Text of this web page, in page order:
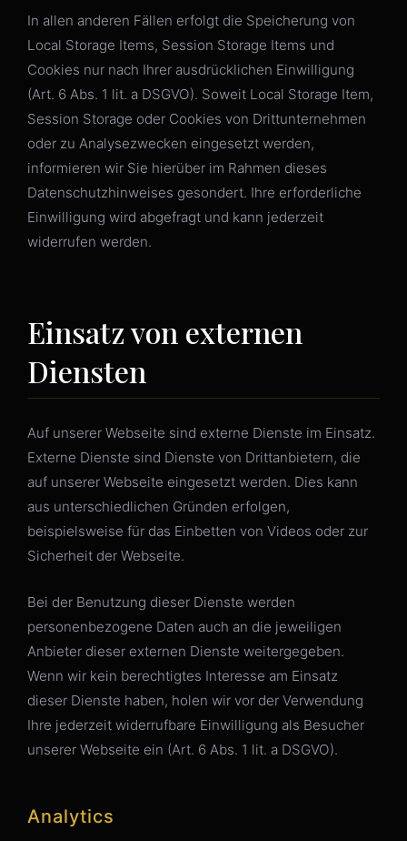
In allen anderen Fällen erfolgt die Speicherung von
Local Storage Items, Session Storage Items und
Cookies nur nach Ihrer ausdrücklichen Einwilligung
(Art. 6 Abs. 1 lit. a DSGVO). Soweit Local Storage Item,
Session Storage oder Cookies von Drittunternehmen
oder zu Analysezwecken eingesetzt werden,
informieren wir Sie hierüber im Rahmen dieses
Datenschutzhinweises gesondert. Ihre erforderliche
Einwilligung wird abgefragt und kann jederzeit
widerrufen werden.
Einsatz von externen
Diensten
Auf unserer Webseite sind externe Dienste im Einsatz.
Externe Dienste sind Dienste von Drittanbietern, die
auf unserer Webseite eingesetzt werden. Dies kann
aus unterschiedlichen Gründen erfolgen,
beispielsweise für das Einbetten von Videos oder zur
Sicherheit der Webseite.
Bei der Benutzung dieser Dienste werden
personenbezogene Daten auch an die jeweiligen
Anbieter dieser externen Dienste weitergegeben.
Wenn wir kein berechtigtes Interesse am Einsatz
dieser Dienste haben, holen wir vor der Verwendung
Ihre jederzeit widerrufbare Einwilligung als Besucher
unserer Webseite ein (Art. 6 Abs. 1 lit. a DSGVO).
Analytics